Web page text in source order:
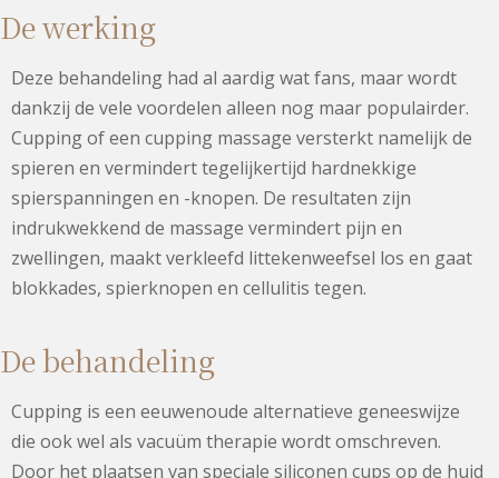
De werking
Deze behandeling had al aardig wat fans, maar wordt
dankzij de vele voordelen alleen nog maar populairder.
Cupping of een cupping massage versterkt namelijk de
spieren en vermindert tegelijkertijd hardnekkige
spierspanningen en -knopen. De resultaten zijn
indrukwekkend de massage vermindert pijn en
zwellingen, maakt verkleefd littekenweefsel los en gaat
blokkades, spierknopen en cellulitis tegen.
De behandeling
Cupping is een eeuwenoude alternatieve geneeswijze
die ook wel als vacuüm therapie wordt omschreven.
Door het plaatsen van speciale siliconen cups op de huid